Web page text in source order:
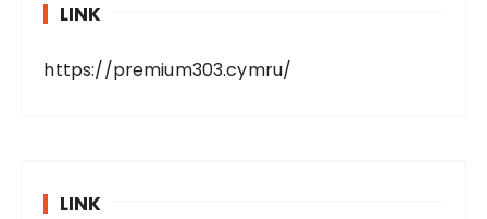
LINK
https://premium303.cymru/
LINK